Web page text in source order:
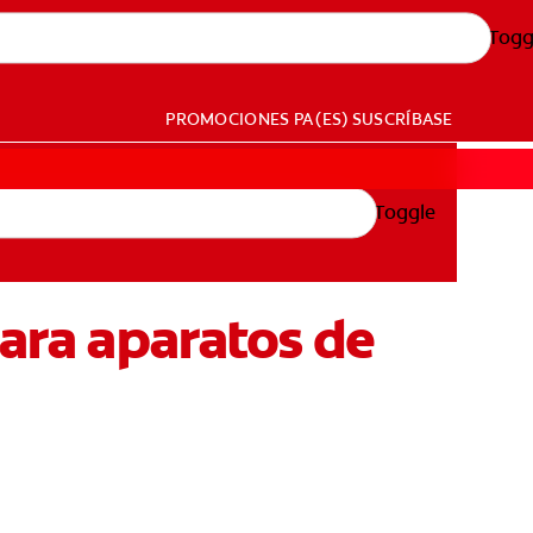
PROMOCIONES PA (ES) SUSCRÍBASE
Toggle
aparatos de